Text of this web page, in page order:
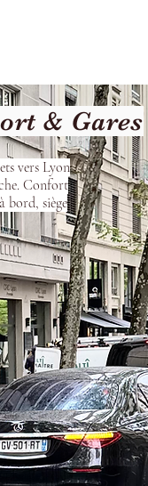
& Gares
vers Lyon
Confort
bord, siège